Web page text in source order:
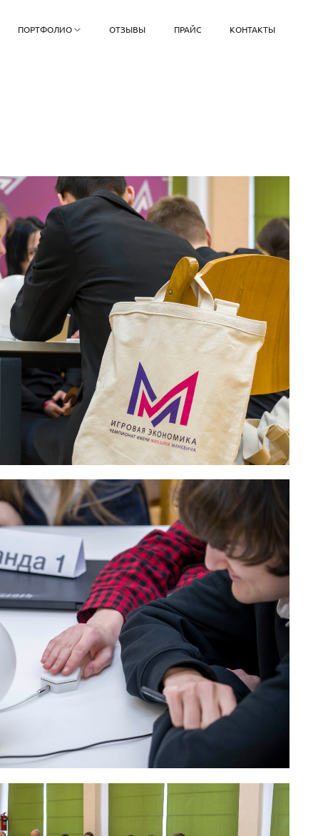
ПОРТФОЛИО ОТЗЫВЫ ПРАЙС КОНТАКТЫ